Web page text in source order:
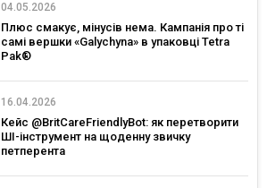
04.05.2026
Плюс смакує, мінусів нема. Кампанія про ті
самі вершки «Galychyna» в упаковці Tetra
Pak®
16.04.2026
Кейс @BritCareFriendlyBot: як перетворити
ШІ-інструмент на щоденну звичку
петперента